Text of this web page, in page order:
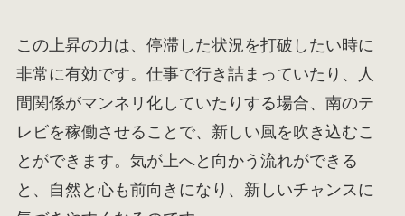
この上昇の力は、停滞した状況を打破したい時に
非常に有効です。仕事で行き詰まっていたり、人
間関係がマンネリ化していたりする場合、南のテ
レビを稼働させることで、新しい風を吹き込むこ
とができます。気が上へと向かう流れができる
と、自然と心も前向きになり、新しいチャンスに